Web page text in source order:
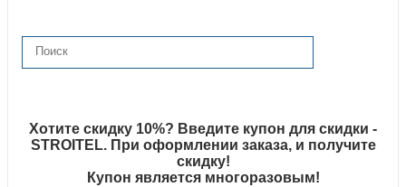
Хотите скидку 10%? Введите купон для скидки -
STROITEL. При оформлении заказа, и получите
скидку!
Купон является многоразовым!